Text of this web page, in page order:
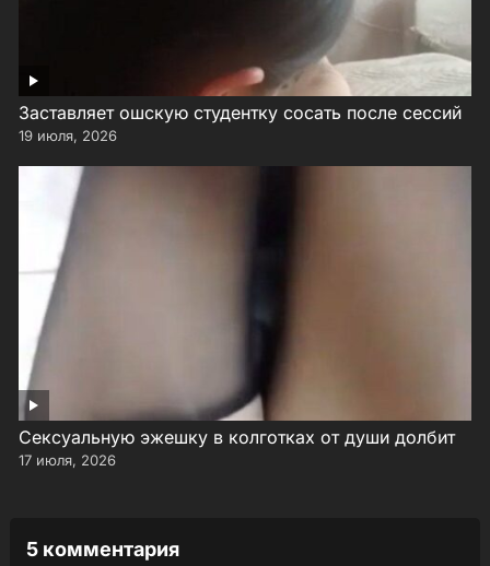
Заставляет ошскую студентку сосать после сессий
19 июля, 2026
Сексуальную эжешку в колготках от души долбит
17 июля, 2026
5 комментария